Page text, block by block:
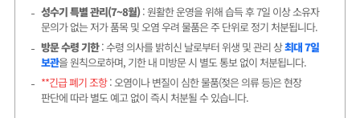
성수기 특별 관리(7~8월): 원활한 운영을 위해 습득 후 7일 이상 소유자
문의가 없는 저가 품목 및 오염 우려 물품은 주 단위로 정기 처분됩니다.
방문 수령 기한: 수령 의사를 밝히신 날로부터 위생 및 관리 상최대 7일
보관을 원칙으로하며, 기한 내 미방문 시 별도 통보 없이 처분됩니다.
**긴급 폐기 조항: 오염이나 변질이 심한 물품(젖은 의류 등)은 현장
판단에 따라 별도 예고 없이 즉시 처분될 수 있습니다.